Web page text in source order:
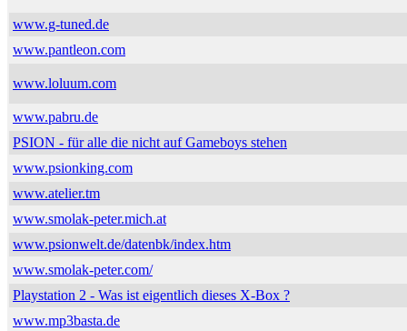
www.g-tuned.de
www.pantleon.com
www.loluum.com
www.pabru.de
PSION - für alle die nicht auf Gameboys stehen
www.psionking.com
www.atelier.tm
www.smolak-peter.mich.at
www.psionwelt.de/datenbk/index.htm
www.smolak-peter.com/
Playstation 2 - Was ist eigentlich dieses X-Box ?
www.mp3basta.de